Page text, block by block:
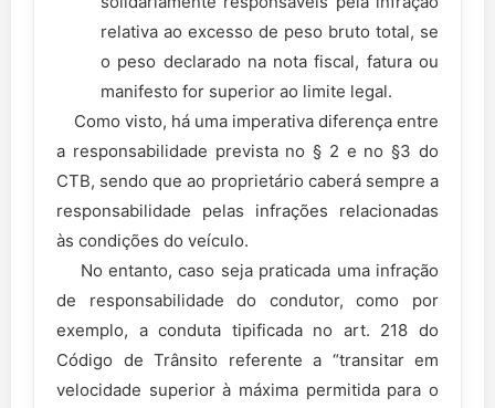
relativa ao excesso de peso bruto total, se
o peso declarado na nota fiscal, fatura ou
manifesto for superior ao limite legal.
Como visto, há uma imperativa diferença entre
a responsabilidade prevista no § 2 e no §3 do
CTB, sendo que ao proprietário caberá sempre a
responsabilidade pelas infrações relacionadas
às condições do veículo.
No entanto, caso seja praticada uma infração
de responsabilidade do condutor, como por
exemplo, a conduta tipificada no art. 218 do
Código de Trânsito referente a “transitar em
velocidade superior à máxima permitida para o